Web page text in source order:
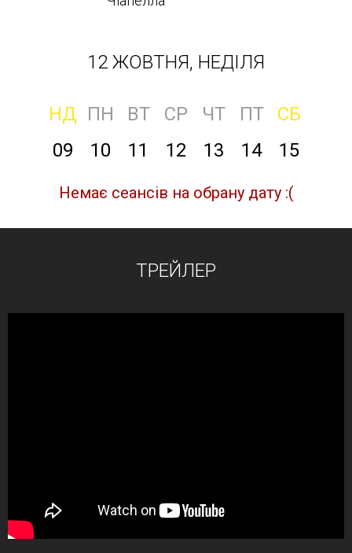
12 ЖОВТНЯ, НЕДІЛЯ
НД ПН ВТ СР ЧТ ПТ
СБ
09
10 11 12 13 14 15
Немає сеансів на обрану дату :(
ТРЕЙЛЕР